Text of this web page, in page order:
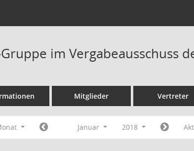
im Vergabeausschuss
Mitglieder Vertreter
Januar 2018